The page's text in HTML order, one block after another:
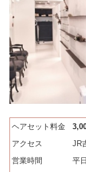
ヘアセット料金
アクセス
JR
営業時間
平